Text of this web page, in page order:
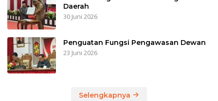
Daerah
30 Juni 2026
Penguatan Fungsi Pengawasan Dewan
23 Juni 2026
Selengkapnya